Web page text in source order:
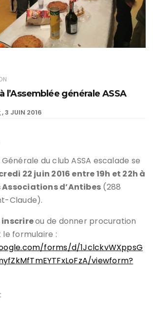
l’Assemblée générale ASSA
3 JUIN 2016
du club ASSA escalade se
22 juin 2016 entre 19h et 22h à
Associations d’Antibes (288
Claude).
inscrireou de donner procuration
formulaire :
forms/d/1JclckvWXppsG
viewform?